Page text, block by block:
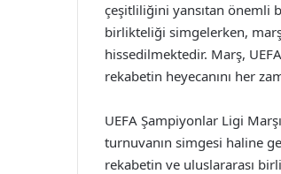
çeşitliliğini yansıtan önemli
birlikteliği simgelerken,
hissedilmektedir. Marş,
rekabetin heyecanını her
UEFA Şampiyonlar Ligi
turnuvanın simgesi haline
rekabetin ve uluslararası